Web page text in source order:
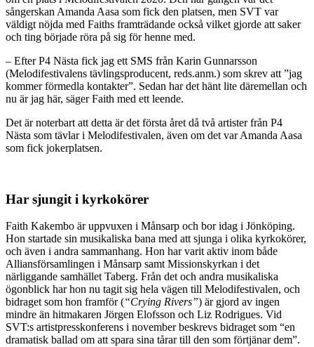
sångerskan Amanda Aasa som fick den platsen, men SVT var
väldigt nöjda med Faiths framträdande också vilket gjorde att saker
och ting började röra på sig för henne med.
– Efter P4 Nästa fick jag ett SMS från Karin Gunnarsson
(Melodifestivalens tävlingsproducent, reds.anm.) som skrev att ”jag
kommer förmedla kontakter”. Sedan har det hänt lite däremellan och
nu är jag här, säger Faith med ett leende.
Det är noterbart att detta är det första året då två artister från P4
Nästa som tävlar i Melodifestivalen, även om det var Amanda Aasa
som fick jokerplatsen.
Har sjungit i kyrkokörer
Faith Kakembo är uppvuxen i Månsarp och bor idag i Jönköping.
Hon startade sin musikaliska bana med att sjunga i olika kyrkokörer,
och även i andra sammanhang. Hon har varit aktiv inom både
Alliansförsamlingen i Månsarp samt Missionskyrkan i det
närliggande samhället Taberg. Från det och andra musikaliska
ögonblick har hon nu tagit sig hela vägen till Melodifestivalen, och
bidraget som hon framför (“Crying Rivers”) är gjord av ingen
mindre än hitmakaren Jörgen Elofsson och Liz Rodrigues. Vid
SVT:s artistpresskonferens i november beskrevs bidraget som “en
dramatisk ballad om att spara sina tårar till den som förtjänar dem”.